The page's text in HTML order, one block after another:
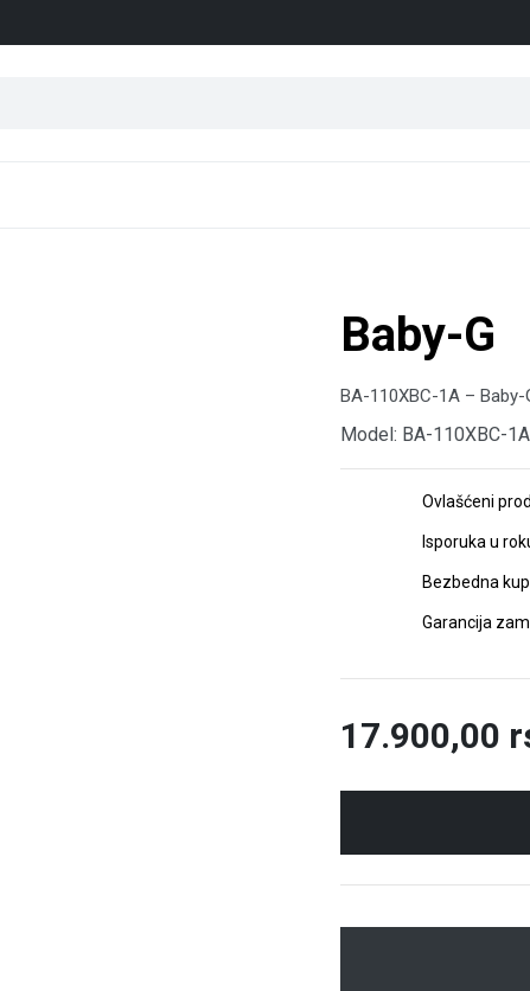
Baby-G
BA-110XBC-1A –
Model: BA-110XBC-1A
Ovlašćeni
Isporuka u
Bezbedna
Garancija
17.900,00